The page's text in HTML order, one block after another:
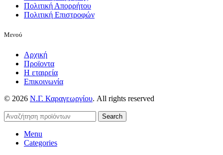
Πολιτική Απορρήτου
Πολιτική Επιστροφών
Μενού
Αρχική
Προϊοντα
Η εταιρεία
Επικοινωνία
© 2026 Ν.Γ. Καραγεωργίου. All rights reserved
Search
Menu
Categories